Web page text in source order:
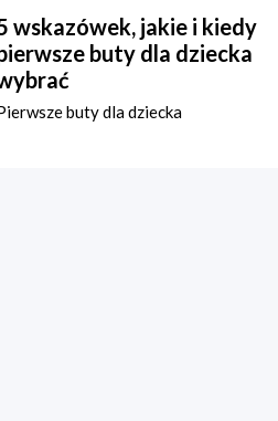
wskazówek, jakie i kiedy
buty dla dziecka
buty dla dziecka